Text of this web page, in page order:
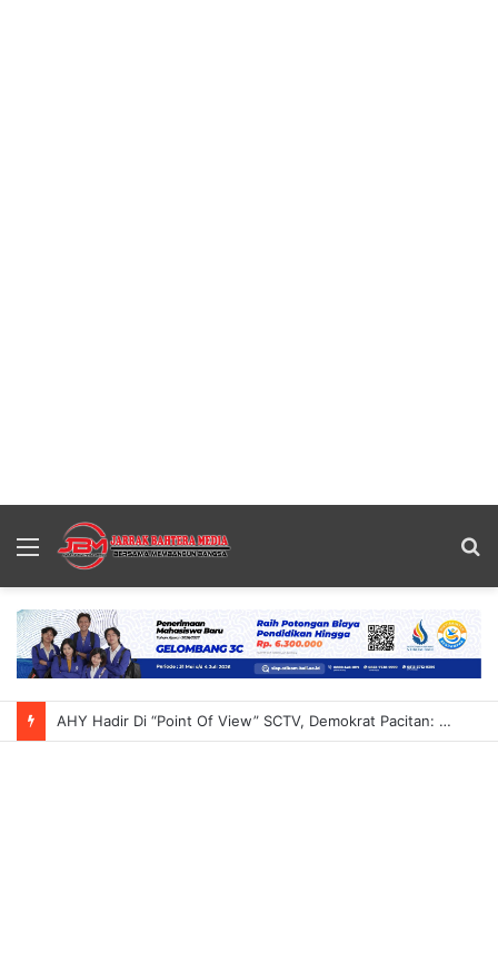
Menu
AHY Hadir Di “Point Of View” SCTV, Demokrat Pacitan: Momentum Menyampaikan Gagasan Untuk Indonesia